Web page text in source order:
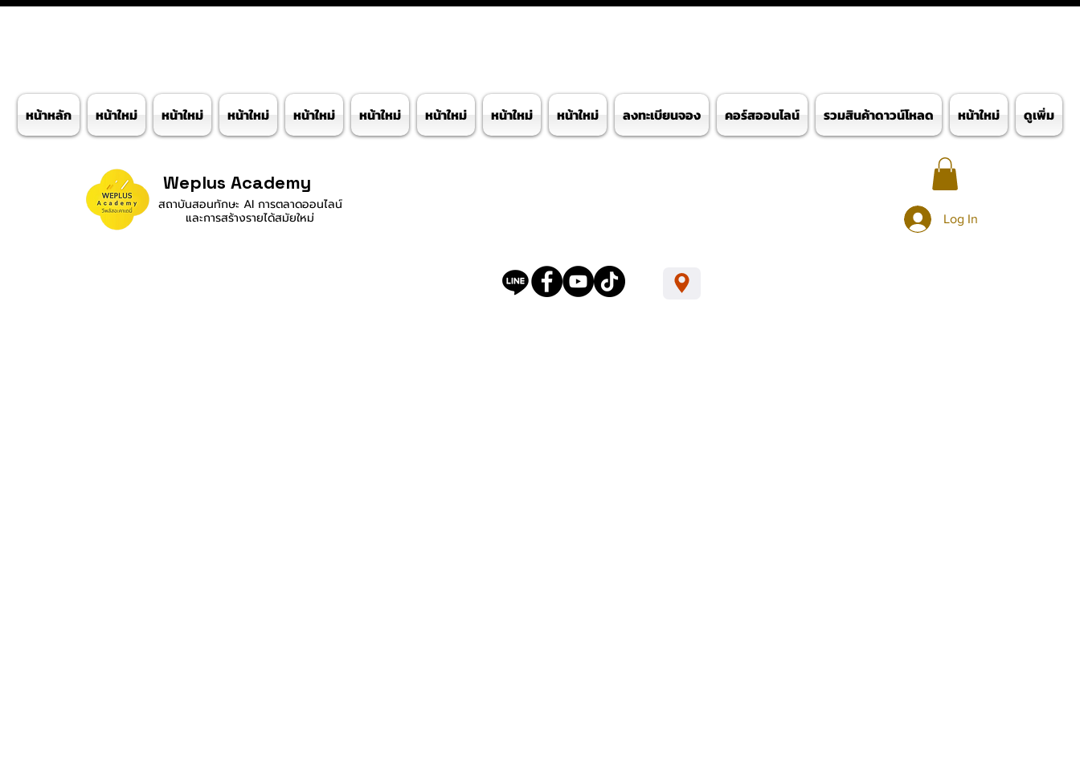
Weplus Academy
สถาบันสอนทักษะ AI การตลาดออนไลน์
และการสร้างรายได้สมัยใหม่
Log In
หน้าหลัก หน้าใหม่ หน้าใหม่ หน้าใหม่ หน้าใหม่ หน้าใหม่ หน้าใหม่ หน้าใหม่ หน้าใหม่ ลงทะเบียนจอง คอร์สออนไลน์ รวมสินค้าดาวน์โหลด หน้าใหม่ ดูเพิ่ม